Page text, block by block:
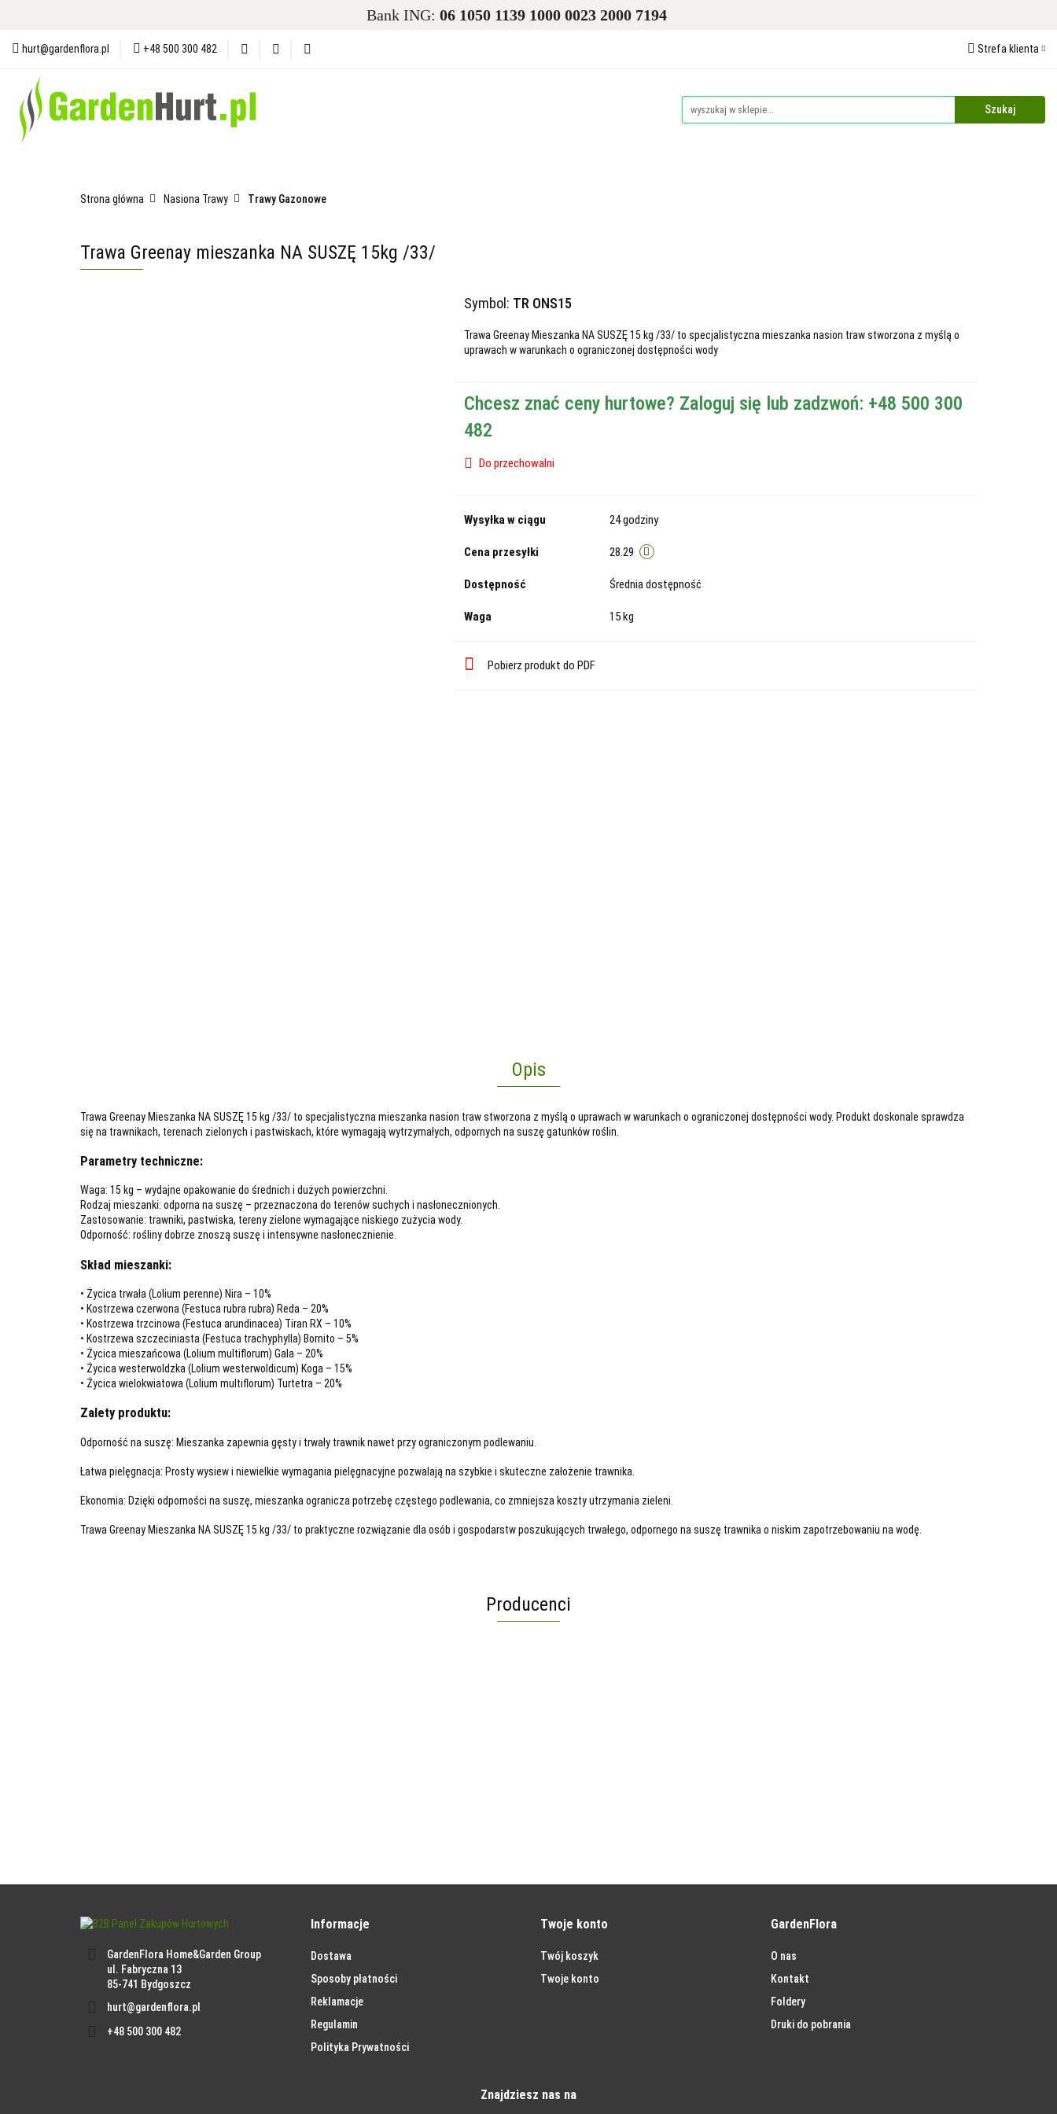
Bank ING: 06 1050 1139 1000 0023 2000 7194
hurt@gardenflora.pl +48 500 300 482 Strefa klienta
Zarejestruj się
Strona główna Nasiona Trawy Trawy Gazonowe
Trawa Greenay mieszanka NA SUSZĘ 15kg /33/
Symbol: TR ONS15
Trawa Greenay Mieszanka NA SUSZĘ 15 kg /33/ to specjalistyczna mieszanka nasion traw stworzona z myślą o
uprawach w warunkach o ograniczonej dostępności wody
Chcesz znać ceny hurtowe? Zaloguj się lub zadzwoń: +48 500 300
482
Do przechowalni
Wysyłka w ciągu 24 godziny
Cena przesyłki 28.29
Dostępność Średnia dostępność
Waga 15 kg
Pobierz produkt do PDF
Opis
Trawa Greenay Mieszanka NA SUSZĘ 15 kg /33/ to specjalistyczna mieszanka nasion traw stworzona z myślą o uprawach w warunkach o ograniczonej dostępności wody. Produkt doskonale sprawdza
się na trawnikach, terenach zielonych i pastwiskach, które wymagają wytrzymałych, odpornych na suszę gatunków roślin.
Parametry techniczne:
Waga: 15 kg – wydajne opakowanie do średnich i dużych powierzchni.
Rodzaj mieszanki: odporna na suszę – przeznaczona do terenów suchych i nasłonecznionych.
Zastosowanie: trawniki, pastwiska, tereny zielone wymagające niskiego zużycia wody.
Odporność: rośliny dobrze znoszą suszę i intensywne nasłonecznienie.
Skład mieszanki:
• Życica trwała (Lolium perenne) Nira – 10%
• Kostrzewa czerwona (Festuca rubra rubra) Reda – 20%
• Kostrzewa trzcinowa (Festuca arundinacea) Tiran RX – 10%
• Kostrzewa szczeciniasta (Festuca trachyphylla) Bornito – 5%
• Życica mieszańcowa (Lolium multiflorum) Gala – 20%
• Życica westerwoldzka (Lolium westerwoldicum) Koga – 15%
• Życica wielokwiatowa (Lolium multiflorum) Turtetra – 20%
Zalety produktu:
Odporność na suszę: Mieszanka zapewnia gęsty i trwały trawnik nawet przy ograniczonym podlewaniu.
Łatwa pielęgnacja: Prosty wysiew i niewielkie wymagania pielęgnacyjne pozwalają na szybkie i skuteczne założenie trawnika.
Ekonomia: Dzięki odporności na suszę, mieszanka ogranicza potrzebę częstego podlewania, co zmniejsza koszty utrzymania zieleni.
Trawa Greenay Mieszanka NA SUSZĘ 15 kg /33/ to praktyczne rozwiązanie dla osób i gospodarstw poszukujących trwałego, odpornego na suszę trawnika o niskim zapotrzebowaniu na wodę.
Producenci
GardenFlora Home&Garden Group
ul. Fabryczna 13
85-741 Bydgoszcz
hurt@gardenflora.pl
+48 500 300 482
Informacje
Dostawa
Sposoby płatności
Reklamacje
Regulamin
Polityka Prywatności
Twoje konto
Twój koszyk
Twoje konto
GardenFlora
O nas
Kontakt
Foldery
Druki do pobrania
Znajdziesz nas na